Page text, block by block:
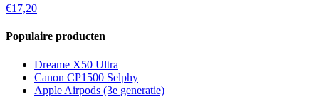
€17,20
Populaire producten
Dreame X50 Ultra
Canon CP1500 Selphy
Apple Airpods (3e generatie)